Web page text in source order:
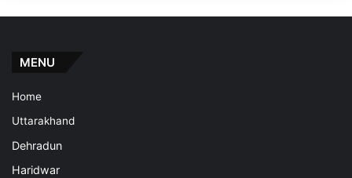
MENU
Home
Uttarakhand
Dehradun
Haridwar